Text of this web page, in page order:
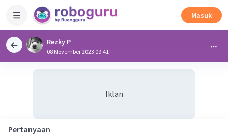
Masuk
Rezky P
08 November 2023 09:41
Iklan
Pertanyaan